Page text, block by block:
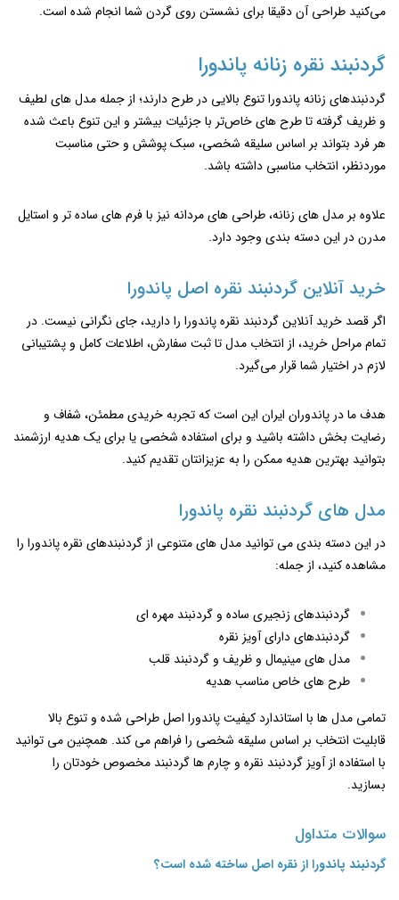
می‌کنید طراحی آن دقیقا برای نشستن روی گردن شما انجام شده است.
گردنبند نقره زنانه پاندورا
گردنبندهای زنانه پاندورا تنوع بالایی در طرح دارند؛ از جمله مدل‌ های لطیف
و ظریف گرفته تا طرح ‌های خاص‌تر با جزئیات بیشتر و این تنوع باعث شده
هر فرد بتواند بر اساس سلیقه شخصی، سبک پوشش و حتی مناسبت
موردنظر، انتخاب مناسبی داشته باشد.
علاوه بر مدل‌ های زنانه، طراحی ‌های مردانه نیز با فرم‌ های ساده‌ تر و استایل
مدرن در این دسته‌ بندی وجود دارد.
خرید آنلاین گردنبند نقره اصل پاندورا
اگر قصد خرید آنلاین گردنبند نقره پاندورا را دارید، جای نگرانی نیست. در
تمام مراحل خرید، از انتخاب مدل تا ثبت سفارش، اطلاعات کامل و پشتیبانی
لازم در اختیار شما قرار می‌گیرد.
هدف ما در پاندوران ایران این است که تجربه خریدی مطمئن، شفاف و
رضایت ‌بخش داشته باشید و برای استفاده شخصی یا برای یک هدیه ارزشمند
بتوانید بهترین هدیه ممکن را به عزیزانتان تقدیم کنید.
مدل‌ های گردنبند نقره پاندورا
در این دسته ‌بندی می ‌توانید مدل ‌های متنوعی از گردنبندهای نقره پاندورا را
مشاهده کنید، از جمله:
گردنبندهای زنجیری ساده و گردنبند مهره ای
گردنبندهای دارای آویز نقره
مدل‌ های مینیمال و ظریف و گردنبند قلب
طرح‌ های خاص مناسب هدیه
تمامی مدل ها با استاندارد کیفیت پاندورا اصل طراحی شده و تنوع بالا
قابلیت انتخاب بر اساس سلیقه شخصی را فراهم می‌ کند. همچنین می توانید
با استفاده از آویز گردنبند نقره و چارم ها گردنبند مخصوص خودتان را
بسازید.
سوالات متداول
گردنبند پاندورا از نقره اصل ساخته شده است؟